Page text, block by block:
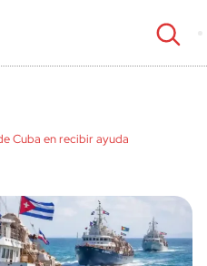
Cuba en recibir ayuda